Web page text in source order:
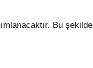
Bu şekilde